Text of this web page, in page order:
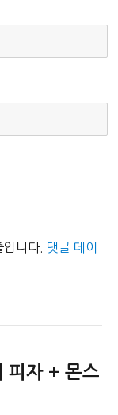
니다. 댓글 데이
피자 + 몬스